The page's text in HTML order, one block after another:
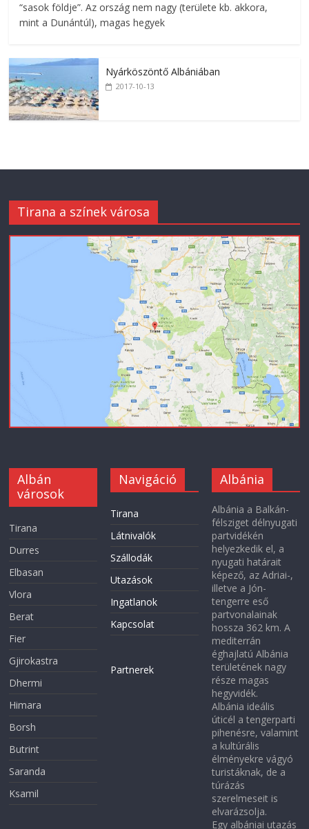
“sasok földje”. Az ország nem nagy (területe kb. akkora,
mint a Dunántúl), magas hegyek
Nyárköszöntő Albániában
2017-10-13
Tirana a színek városa
Albán
városok
Tirana
Durres
Elbasan
Vlora
Berat
Fier
Gjirokastra
Dhermi
Himara
Borsh
Butrint
Saranda
Ksamil
Navigáció
Tirana
Látnivalók
Szállodák
Utazások
Ingatlanok
Kapcsolat
Partnerek
Albánia
Albánia a Balkán-
félsziget délnyugati
partvidékén
helyezkedik el, a
nyugati határait
képező, az Adriai-,
illetve a Jón-
tengerre eső
partvonalainak
hossza 362 km. A
mediterrán
éghajlatú Albánia
területének nagy
része magas
hegyvidék.
Albánia ideális
úticél a tengerparti
pihenésre, valamint
a kultúrális
élményekre vágyó
turistáknak, de a
túrázás
szerelmeseit is
elvarázsolja.
Egy albániai utazás